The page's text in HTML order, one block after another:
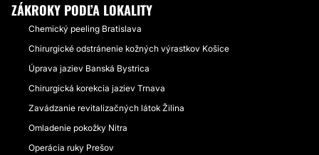
ZÁKROKY PODĽA LOKALITY
Chemický peeling Bratislava
Chirurgické odstránenie kožných výrastkov Košice
Úprava jaziev Banská Bystrica
Chirurgická korekcia jaziev Trnava
Zavádzanie revitalizačných látok Žilina
Omladenie pokožky Nitra
Operácia ruky Prešov